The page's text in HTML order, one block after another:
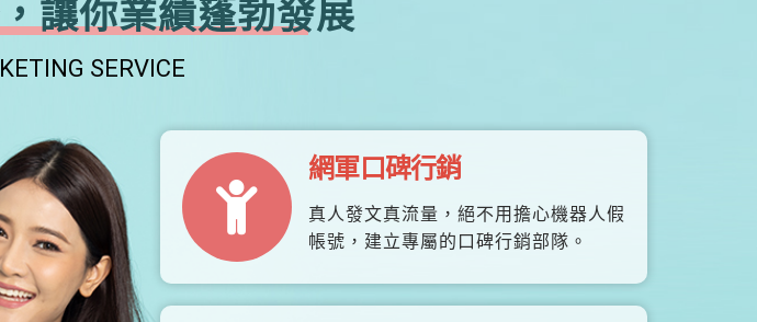
讓你業績蓬勃發展
SERVICE
網軍口碑行銷
真人發文真流量，絕不用擔心機器人假
帳號，建立專屬的口碑行銷部隊。